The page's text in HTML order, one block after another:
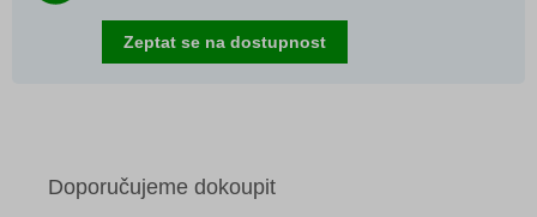
Zeptat se na dostupnost
Doporučujeme dokoupit